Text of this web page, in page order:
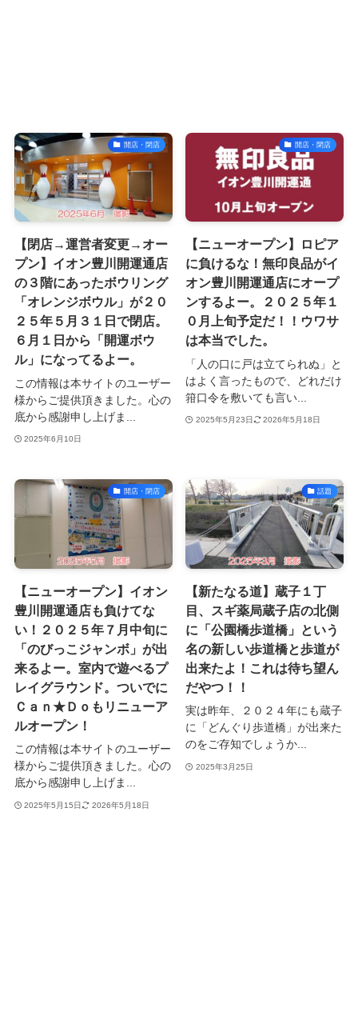
開店・閉店
【閉店→運営者変更→オー
プン】イオン豊川開運通店
の３階にあったボウリング
「オレンジボウル」が２０
２５年５月３１日で閉店。
６月１日から「開運ボウ
ル」になってるよー。
この情報は本サイトのユーザー
様からご提供頂きました。心の
底から感謝申し上げま...
2025年6月10日
開店・閉店
【ニューオープン】ロピア
に負けるな！無印良品がイ
オン豊川開運通店にオープ
ンするよー。２０２５年１
０月上旬予定だ！！ウワサ
は本当でした。
「人の口に戸は立てられぬ」と
はよく言ったもので、どれだけ
箝口令を敷いても言い...
2025年5月23日 2026年5月18日
開店・閉店
【ニューオープン】イオン
豊川開運通店も負けてな
い！２０２５年７月中旬に
「のびっこジャンボ」が出
来るよー。室内で遊べるプ
レイグラウンド。ついでに
Ｃａｎ★Ｄｏもリニューア
ルオープン！
この情報は本サイトのユーザー
様からご提供頂きました。心の
底から感謝申し上げま...
2025年5月15日 2026年5月18日
話題
【新たなる道】蔵子１丁
目、スギ薬局蔵子店の北側
に「公園橋歩道橋」という
名の新しい歩道橋と歩道が
出来たよ！これは待ち望ん
だやつ！！
実は昨年、２０２４年にも蔵子
に「どんぐり歩道橋」が出来た
のをご存知でしょうか...
2025年3月25日